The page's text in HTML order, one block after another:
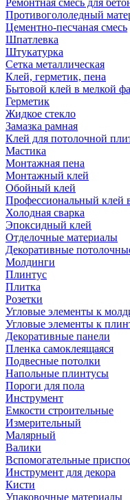
Ремонтная смесь для
Противогололедный
Цементно-песчаная смесь
Шпатлевка
Штукатурка
Сетка металлическая
Клей, герметик, пена
Бытовой клей в мелкой
Герметик
Жидкое стекло
Замазка рамная
Клей для потолочной
Мастика
Монтажная пена
Монтажный клей
Обойный клей
Профессиональный клей
Холодная сварка
Эпоксидный клей
Отделочные материалы
Декоративные
Молдинги
Плинтус
Плитка
Розетки
Угловые элементы к
Угловые элементы к
Декоративные панели
Пленка самоклеящаяся
Подвесные потолки
Напольные плинтусы
Пороги для пола
Инструмент
Емкости строительные
Измерительный
Малярный
Валики
Вспомогательные
Инструмент для декора
Кисти
Упаковочные материалы